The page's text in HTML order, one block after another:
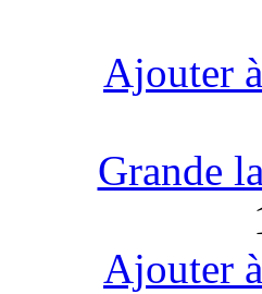
Ajouter
Grande
Ajouter